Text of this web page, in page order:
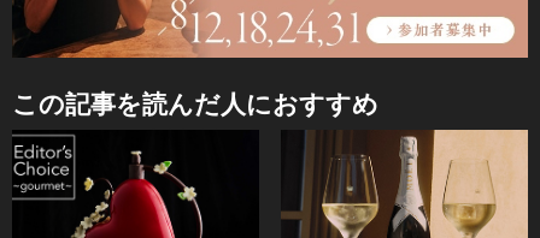
この記事を読んだ人におすすめ